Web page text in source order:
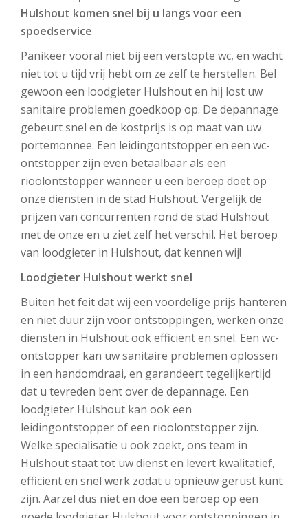
Hulshout komen snel bij u langs voor een
spoedservice
Panikeer vooral niet bij een verstopte wc, en wacht
niet tot u tijd vrij hebt om ze zelf te herstellen. Bel
gewoon een loodgieter Hulshout en hij lost uw
sanitaire problemen goedkoop op. De depannage
gebeurt snel en de kostprijs is op maat van uw
portemonnee. Een leidingontstopper en een wc-
ontstopper zijn even betaalbaar als een
rioolontstopper wanneer u een beroep doet op
onze diensten in de stad Hulshout. Vergelijk de
prijzen van concurrenten rond de stad Hulshout
met de onze en u ziet zelf het verschil. Het beroep
van loodgieter in Hulshout, dat kennen wij!
Loodgieter Hulshout werkt snel
Buiten het feit dat wij een voordelige prijs hanteren
en niet duur zijn voor ontstoppingen, werken onze
diensten in Hulshout ook efficiënt en snel. Een wc-
ontstopper kan uw sanitaire problemen oplossen
in een handomdraai, en garandeert tegelijkertijd
dat u tevreden bent over de depannage. Een
loodgieter Hulshout kan ook een
leidingontstopper of een rioolontstopper zijn.
Welke specialisatie u ook zoekt, ons team in
Hulshout staat tot uw dienst en levert kwalitatief,
efficiënt en snel werk zodat u opnieuw gerust kunt
zijn. Aarzel dus niet en doe een beroep op een